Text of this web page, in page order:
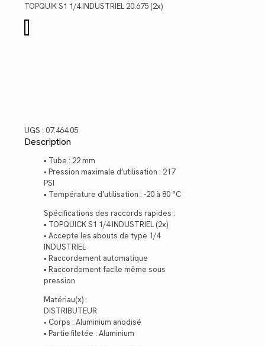
$325.98.$237.31.
TOPQUIK S1 1/4 INDUSTRIEL 20.675 (2x)
de
UGS : 07.464.05
Description
• Tube : 22 mm
• Pression maximale d’utilisation : 217
PSI
• Température d’utilisation : -20 à 80 °C
Spécifications des raccords rapides :
• TOPQUICK S1 1/4 INDUSTRIEL (2x)
• Accepte les abouts de type 1/4
INDUSTRIEL
• Raccordement automatique
• Raccordement facile même sous
pression
Matériau(x) :
DISTRIBUTEUR
• Corps : Aluminium anodisé
• Partie filetée : Aluminium